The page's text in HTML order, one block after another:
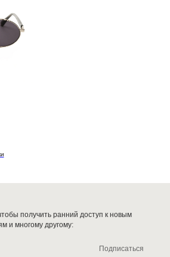
получить ранний доступ к новым
и многому другому:
Подписаться